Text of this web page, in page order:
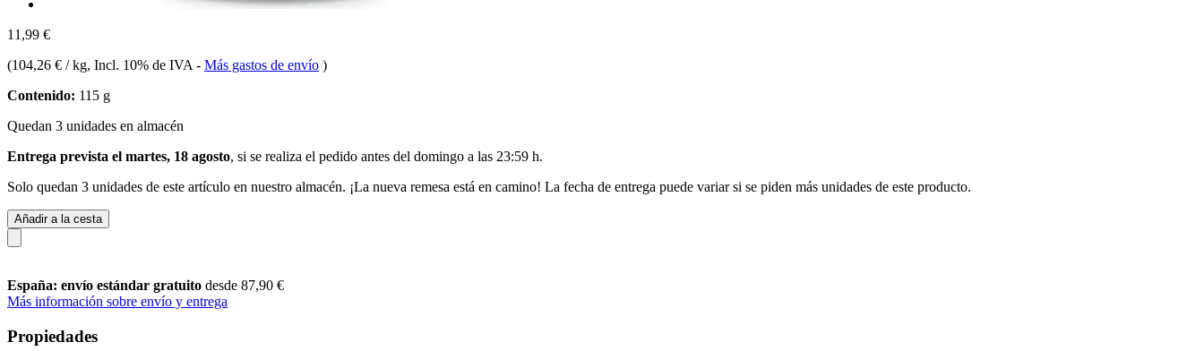
11,99 €
(104,26 € / kg, Incl. 10% de IVA - Más gastos de envío )
Contenido: 115 g
Quedan 3 unidades en almacén
Entrega prevista el martes, 18 agosto, si se realiza el pedido antes del domingo a las 23:59 h.
Solo quedan 3 unidades de este artículo en nuestro almacén. ¡La nueva remesa está en camino! La fecha de entrega puede variar si se piden más unidades de este producto.
Añadir a la cesta
España: envío estándar gratuito desde 87,90 €
Más información sobre envío y entrega
Propiedades